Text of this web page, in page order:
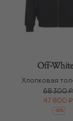
Хлопковая
68 300 ₽
47 800 ₽
-30%